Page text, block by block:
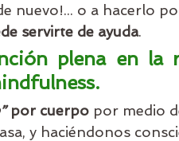
nuevo!... o a hacerlo
servirte de ayuda.
plena en la
por cuerpo por medio
y haciéndonos